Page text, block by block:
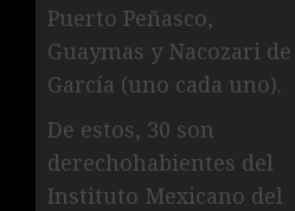
Puerto Peñasco,
Guaymas y Nacozari de
García (uno cada uno).
De estos, 30 son
derechohabientes del
Instituto Mexicano del